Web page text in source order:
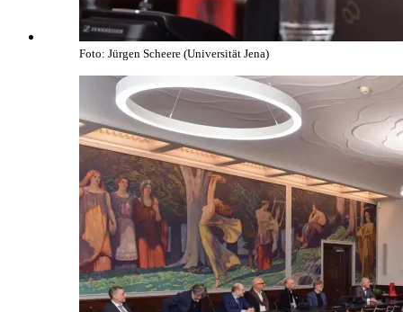
Foto: Jürgen Scheere (Universität Jena)